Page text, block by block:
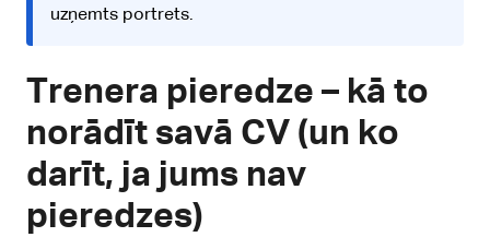
uzņemts portrets.
Trenera pieredze – kā to
norādīt savā CV (un ko
darīt, ja jums nav
pieredzes)